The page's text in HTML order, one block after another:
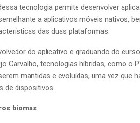
tecnologia permite desenvolver
a aplicativos móveis nativos,
das duas plataformas.
do aplicativo e graduando do
Carvalho, tecnologias híbridas, como o
mantidas e evoluídas, uma vez que
de dispositivos.
biomas